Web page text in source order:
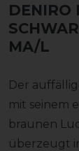
DENIRO
MA/L
Der
mit seinem
braunen
überzeugt